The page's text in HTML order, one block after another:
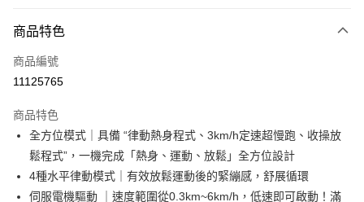
台灣樂天信用卡公司
玉山商業銀行
台灣樂天信用卡公司
元大商業銀行
台新國際商業銀行
台灣樂天信用卡公司
全盈+PAY
AFTEE先享後付
【關於「AFTEE先享後付」】
AFTEE先享後付是「在收到商品之後才付款」的支付方式。 讓您購物簡單
便利好安心！
１．簡單：不需註冊會員、不需綁卡、不需儲值。
３．安心：先確認商品／服務後，再付款。
ATM付款
運送方式
商品特色
商品編號
11125765
商品特色
全方位模式｜具備 “律動熱身程式、3km/h定速超慢跑、收操放
鬆程式”，一機完成「熱身、運動、放鬆」全方位設計
4種水平律動模式｜有效放鬆運動後的緊繃感，舒展循環
伺服電機驅動 ｜速度範圍從0.3km~6km/h，低速即可啟動！滿